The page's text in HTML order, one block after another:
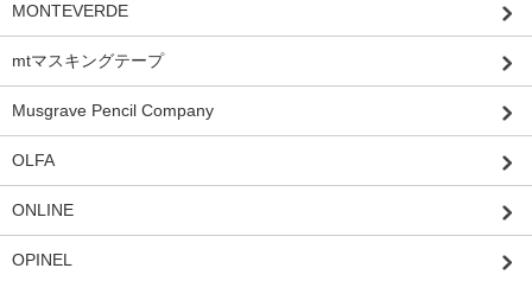
MONTEVERDE
mtマスキングテープ
Musgrave Pencil Company
OLFA
ONLINE
OPINEL